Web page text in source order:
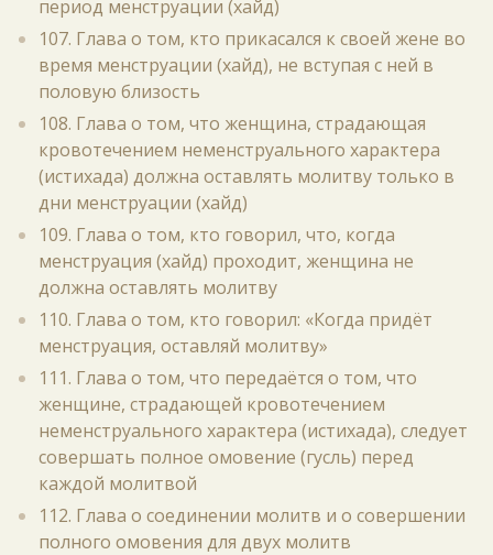
период менструации (хайд)
107. Глава о том, кто прикасался к своей жене во
время менструации (хайд), не вступая с ней в
половую близость
108. Глава о том, что женщина, страдающая
кровотечением неменструального характера
(истихада) должна оставлять молитву только в
дни менструации (хайд)
109. Глава о том, кто говорил, что, когда
менструация (хайд) проходит, женщина не
должна оставлять молитву
110. Глава о том, кто говорил: «Когда придёт
менструация, оставляй молитву»
111. Глава о том, что передаётся о том, что
женщине, страдающей кровотечением
неменструального характера (истихада), следует
совершать полное омовение (гусль) перед
каждой молитвой
112. Глава о соединении молитв и о совершении
полного омовения для двух молитв